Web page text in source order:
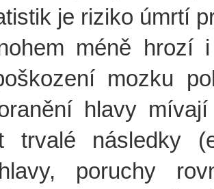
je riziko úmrtí
méně hrozí
mozku
hlavy
trvalé následky
poruchy